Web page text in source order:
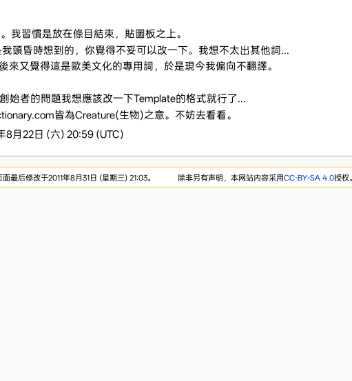
我習慣是放在條目結束，貼圖板之上。
頭昏時想到的，你覺得不妥可以改一下。我想不太出其他詞...
來又覺得這是歐美文化的專用詞，於是現今我偏向不翻譯。
始者的問題我想應該改一下Template的格式就行了...
皆為Creature(生物)之意。不妨去看看。
8月22日 (六) 20:59 (UTC)
面最后修改于2011年8月31日 (星期三) 21:03。 除非另有声明，本网站内容采用CC-BY-SA 4.0授权。